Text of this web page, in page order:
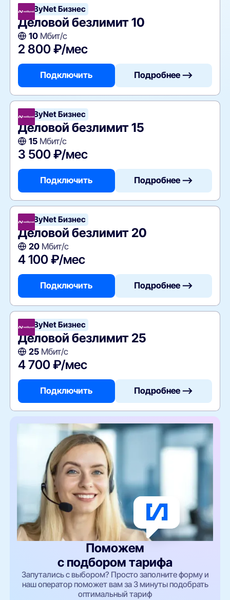
NetByNet Бизнес
Деловой безлимит 10
10Мбит/с
2 800 ₽/мес
Подключить Подробнее —>
NetByNet Бизнес
Деловой безлимит 15
15Мбит/с
3 500 ₽/мес
Подключить Подробнее —>
NetByNet Бизнес
Деловой безлимит 20
20Мбит/с
4 100 ₽/мес
Подключить Подробнее —>
NetByNet Бизнес
Деловой безлимит 25
25Мбит/с
4 700 ₽/мес
Подключить Подробнее —>
Поможем
с подбором тарифа
Запутались с выбором? Просто заполните форму и
наш оператор поможет вам за 3 минуты подобрать
оптимальный тариф